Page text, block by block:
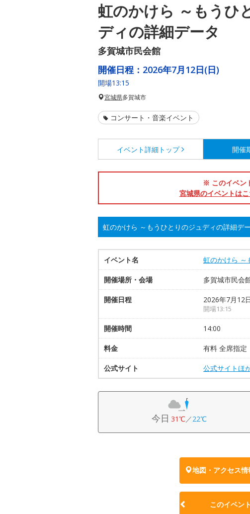
虹のかけら ～もうひ
ディの詳細データ
多賀城市民会館
開催日程： 2026年7月12日(日)
開場13:15
宮城県多賀城市
コンサート・音楽イベント
イベント詳細 トップ 開催
※ このイベン
宮城県のイベントは
虹のかけら ～もうひとりのジュディの詳細デ
イベント名 虹のかけら ～
開催場所・会場 多賀城市民会
開催日程 2026年7月12
開場13:15
開催時間 14:00
料金 有料 全席指
公式サイト 公式サイトほ
今日 31℃／22℃
地図・アクセス
このイベン